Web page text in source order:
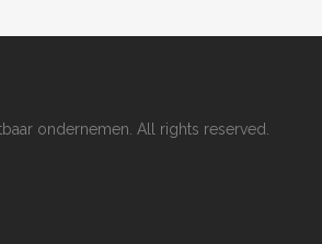
ondernemen. All rights reserved.